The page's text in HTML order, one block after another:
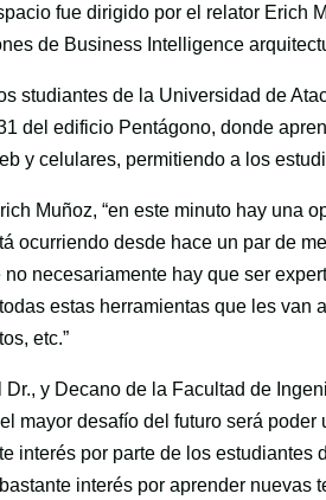
fue dirigido por el relator Erich
de Business Intelligence
studiantes de la Universidad de
del edificio Pentágono, donde
y celulares, permitiendo a los
Muñoz, “en este minuto hay una
ocurriendo desde hace un par de
no necesariamente hay que ser
estas herramientas que les van
etc.”
Dr., y Decano de la Facultad de
mayor desafío del futuro será
interés por parte de los
interés por aprender nuevas